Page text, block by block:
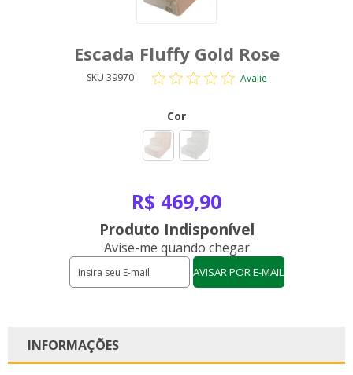
Escada Fluffy Gold Rose
SKU 39970 Avalie
Cor
R$ 469,90
Produto Indisponível
Avise-me quando chegar
INFORMAÇÕES